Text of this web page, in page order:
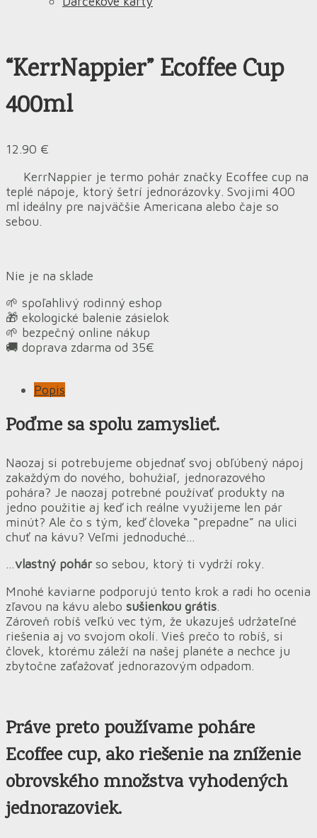
“KerrNappier” Ecoffee Cup
400ml
12.90 €
KerrNappier je termo pohár značky Ecoffee cup na
teplé nápoje, ktorý šetrí jednorázovky. Svojimi 400
ml ideálny pre najväčšie Americana alebo čaje so
sebou.
Nie je na sklade
🌱 spoľahlivý rodinný eshop
🎁 ekologické balenie zásielok
🌱 bezpečný online nákup
🚚 doprava zdarma od 35€
Popis
Poďme sa spolu zamyslieť.
Naozaj si potrebujeme objednať svoj obľúbený nápoj
zakaždým do nového, bohužiaľ, jednorazového
pohára? Je naozaj potrebné používať produkty na
jedno použitie aj keď ich reálne využijeme len pár
minút? Ale čo s tým, keď človeka “prepadne” na ulici
chuť na kávu? Veľmi jednoduché…
…vlastný pohár so sebou, ktorý ti vydrží roky.
Mnohé kaviarne podporujú tento krok a radi ho ocenia
zľavou na kávu alebo sušienkou grátis.
Zároveň robíš veľkú vec tým, že ukazuješ udržateľné
riešenia aj vo svojom okolí. Vieš prečo to robíš, si
človek, ktorému záleží na našej planéte a nechce ju
zbytočne zaťažovať jednorazovým odpadom.
Práve preto používame poháre
Ecoffee cup, ako riešenie na zníženie
obrovského množstva vyhodených
jednorazoviek.